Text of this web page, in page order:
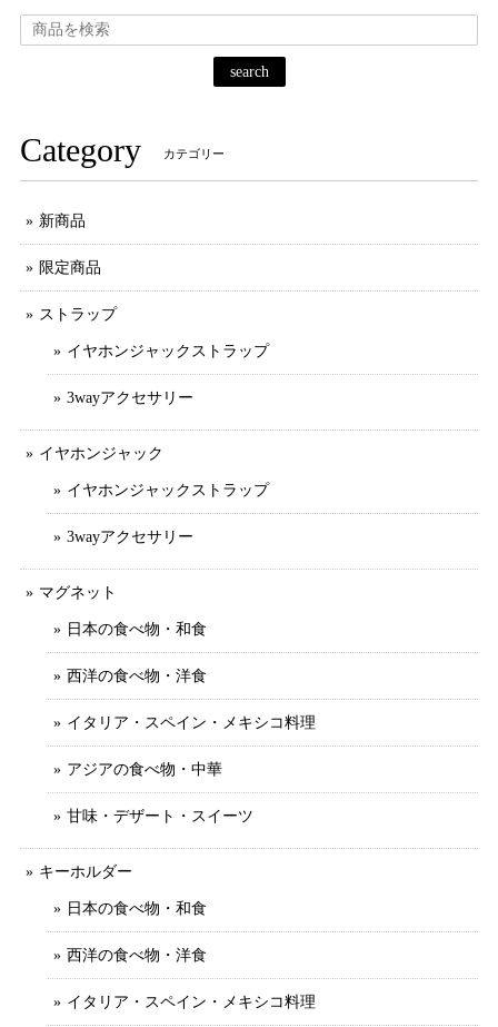
search
Category カテゴリー
新商品
限定商品
ストラップ
イヤホンジャックストラップ
3wayアクセサリー
イヤホンジャック
イヤホンジャックストラップ
3wayアクセサリー
マグネット
日本の食べ物・和食
西洋の食べ物・洋食
イタリア・スペイン・メキシコ料理
アジアの食べ物・中華
甘味・デザート・スイーツ
キーホルダー
日本の食べ物・和食
西洋の食べ物・洋食
イタリア・スペイン・メキシコ料理